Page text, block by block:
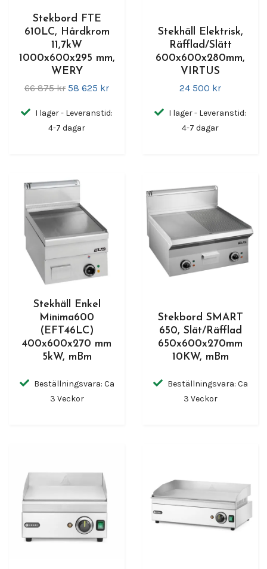
Stekbord FTE
610LC, Hårdkrom
11,7kW
1000x600x295 mm,
WERY
66 875 kr 58 625 kr
I lager - Leveranstid:
4-7 dagar
Stekhäll Elektrisk,
Räfflad/Slätt
600x600x280mm,
VIRTUS
24 500 kr
I lager - Leveranstid:
4-7 dagar
Stekhäll Enkel
Minima600
(EFT46LC)
400x600x270 mm
5kW, mBm
Beställningsvara: Ca
3 Veckor
Stekbord SMART
650, Slät/Räfflad
650x600x270mm
10KW, mBm
Beställningsvara: Ca
3 Veckor